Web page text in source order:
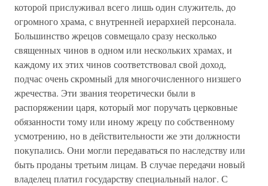
которой прислуживал всего лишь один служитель, до
огромного храма, с внутренней иерархией персонала.
Большинство жрецов совмещало сразу несколько
священных чинов в одном или нескольких храмах, и
каждому их этих чинов соответствовал свой доход,
подчас очень скромный для многочисленного низшего
жречества. Эти звания теоретически были в
распоряжении царя, который мог поручать церковные
обязанности тому или иному жрецу по собственному
усмотрению, но в действительности же эти должности
покупались. Они могли передаваться по наследству или
быть проданы третьим лицам. В случае передачи новый
владелец платил государству специальный налог. С